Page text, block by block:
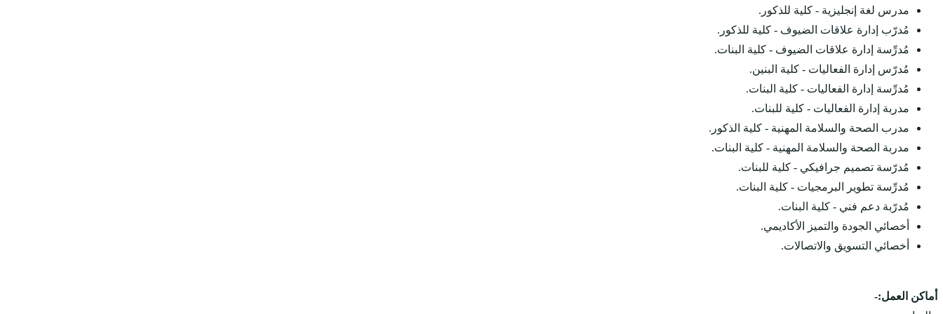
مدرس لغة إنجليزية - كلية للذكور.
مُدرّب إدارة علاقات الضيوف - كلية للذكور.
مُدرِّسة إدارة علاقات الضيوف - كلية البنات.
مُدرّس إدارة الفعاليات - كلية البنين.
مُدرِّسة إدارة الفعاليات - كلية البنات.
مدربة إدارة الفعاليات - كلية للبنات.
مدرب الصحة والسلامة المهنية - كلية الذكور.
مدربة الصحة والسلامة المهنية - كلية البنات.
مُدرّسة تصميم جرافيكي - كلية للبنات.
مُدرِّسة تطوير البرمجيات - كلية البنات.
مُدرّبة دعم فني - كلية البنات.
أخصائي الجودة والتميز الأكاديمي.
أخصائي التسويق والاتصالات.
أماكن العمل:-